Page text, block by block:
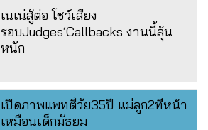
เนเน่สู้ต่อ โชว์เสียง
รอบJudges’Callbacks งานนี้ลุ้น
หนัก
เปิดภาพแพทตี้วัย35ปี แม่ลูก2ที่หน้า
เหมือนเด็กมัธยม